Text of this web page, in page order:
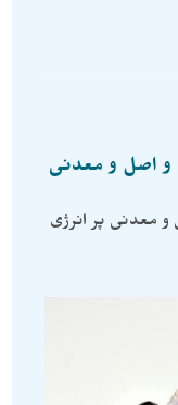
و اصل و معدنی
و معدنی پر انرژی